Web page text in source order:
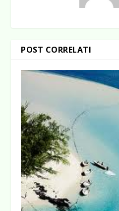
POST CORRELATI